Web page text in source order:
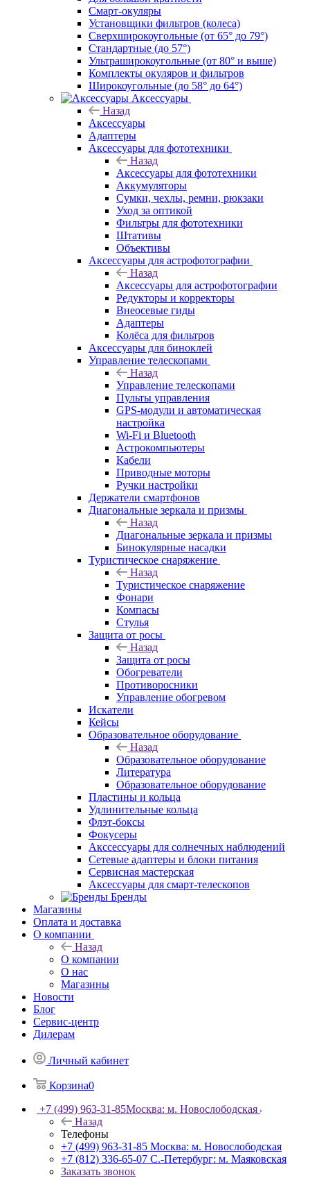
Смарт-окуляры
Установщики фильтров (колеса)
Сверхширокоугольные (от 65° до 79°)
Стандартные (до 57°)
Ультраширокоугольные (от 80° и выше)
Комплекты окуляров и фильтров
Широкоугольные (до 58° до 64°)
Аксессуары
Назад
Аксессуары
Адаптеры
Аксессуары для фототехники
Назад
Аксессуары для фототехники
Аккумуляторы
Сумки, чехлы, ремни, рюкзаки
Уход за оптикой
Фильтры для фототехники
Штативы
Объективы
Аксессуары для астрофотографии
Назад
Аксессуары для астрофотографии
Редукторы и корректоры
Внеосевые гиды
Адаптеры
Колёса для фильтров
Аксессуары для биноклей
Управление телескопами
Назад
Управление телескопами
Пульты управления
GPS-модули и автоматическая
настройка
Wi-Fi и Bluetooth
Астрокомпьютеры
Кабели
Приводные моторы
Ручки настройки
Держатели смартфонов
Диагональные зеркала и призмы
Назад
Диагональные зеркала и призмы
Бинокулярные насадки
Туристическое снаряжение
Назад
Туристическое снаряжение
Фонари
Компасы
Стулья
Защита от росы
Назад
Защита от росы
Обогреватели
Противоросники
Управление обогревом
Искатели
Кейсы
Образовательное оборудование
Назад
Образовательное оборудование
Литература
Образовательное оборудование
Пластины и кольца
Удлинительные кольца
Флэт-боксы
Фокусеры
Акссессуары для солнечных наблюдений
Сетевые адаптеры и блоки питания
Сервисная мастерская
Аксессуары для смарт-телескопов
Бренды
Магазины
Оплата и доставка
О компании
Назад
О компании
О нас
Магазины
Новости
Блог
Сервис-центр
Дилерам
Личный кабинет
Корзина0
+7 (499) 963-31-85Москва: м. Новослободская
Назад
Телефоны
+7 (499) 963-31-85 Москва: м. Новослободская
+7 (812) 336-65-07 С.-Петербург: м. Маяковская
Заказать звонок